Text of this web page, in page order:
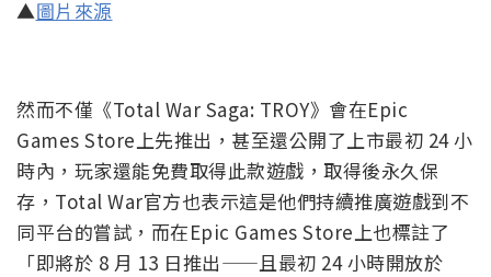
▲圖片來源
然而不僅《Total War Saga: TROY》會在Epic
Games Store上先推出，甚至還公開了上市最初 24 小
時內，玩家還能免費取得此款遊戲，取得後永久保
存，Total War官方也表示這是他們持續推廣遊戲到不
同平台的嘗試，而在Epic Games Store上也標註了
「即將於 8 月 13 日推出——且最初 24 小時開放於